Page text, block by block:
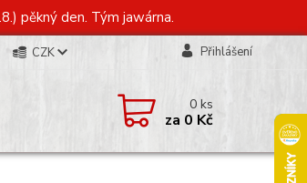
pěkný den. Tým jawárna.
CZK Přihlášení
0ks
za 0 Kč